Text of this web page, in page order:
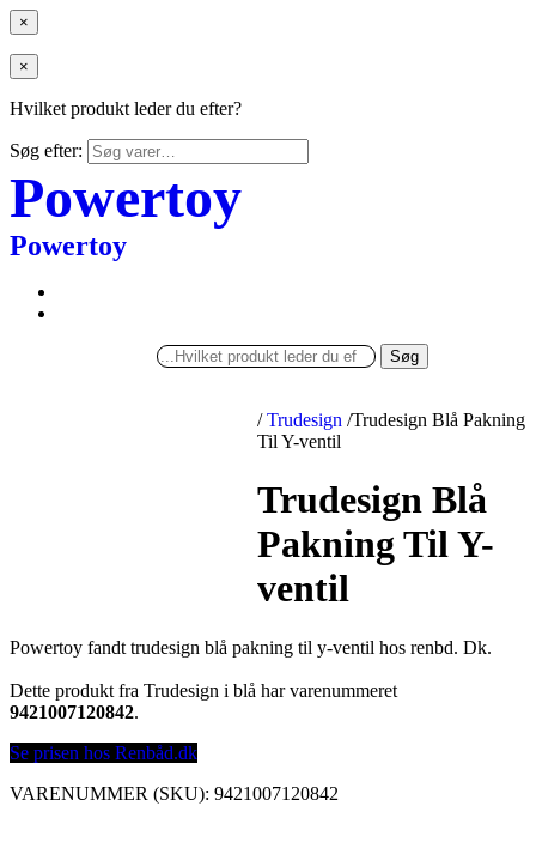
×
×
Hvilket produkt leder du efter?
Søg efter:
Powertoy
Powertoy
Søg
/ Trudesign /Trudesign Blå Pakning
Til Y-ventil
Trudesign Blå
Pakning Til Y-
ventil
Powertoy fandt trudesign blå pakning til y-ventil hos renbd. Dk.
Dette produkt fra Trudesign i blå har varenummeret
9421007120842.
Se prisen hos Renbåd.dk
VARENUMMER (SKU): 9421007120842